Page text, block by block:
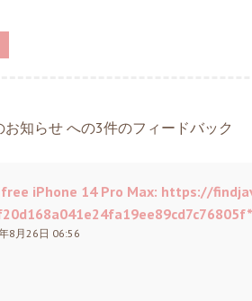
知らせ への3件のフィードバック
iPhone 14 Pro Max: https://
8月26日 06:56